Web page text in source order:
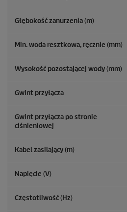
Głębokość zanurzenia (m)
Min. woda resztkowa, ręcznie (mm)
Wysokość pozostającej wody (mm)
Gwint przyłącza
Gwint przyłącza po stronie
ciśnieniowej
Kabel zasilający (m)
Napięcie (V)
Częstotliwość (Hz)